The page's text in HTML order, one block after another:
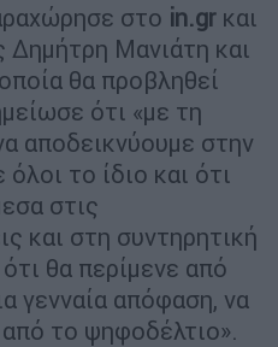
στο in.gr και
Μανιάτη και
θα προβληθεί
ότι «με τη
αποδεικνύουμε στην
το ίδιο και ότι
στις
και στη συντηρητική
θα περίμενε από
γενναία απόφαση, να
το ψηφοδέλτιο».